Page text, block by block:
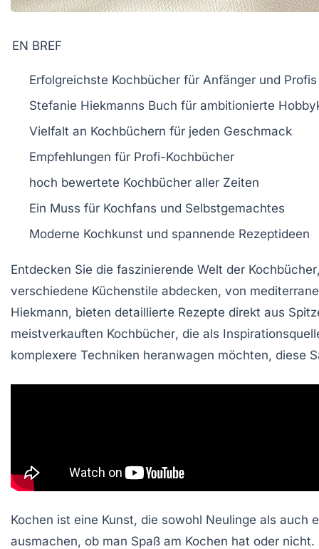
EN BREF
Erfolgreichste Kochbücher für Anfänger und Profis
Stefanie Hiekmanns Buch für ambitionierte
Vielfalt an Kochbüchern für jeden Geschmack
Empfehlungen für Profi-Kochbücher
hoch bewertete Kochbücher aller Zeiten
Ein Muss für Kochfans und Selbstgemachtes
Moderne Kochkunst und spannende Rezeptideen
Entdecken Sie die faszinierende Welt der Kochbücher
verschiedene Küchenstile abdecken, von
Hiekmann, bieten detaillierte Rezepte direkt aus
meistverkauften Kochbücher, die als
komplexere Techniken heranwagen möchten, diese
Kochen ist eine Kunst, die sowohl Neulinge als
ausmachen, ob man Spaß am Kochen hat oder